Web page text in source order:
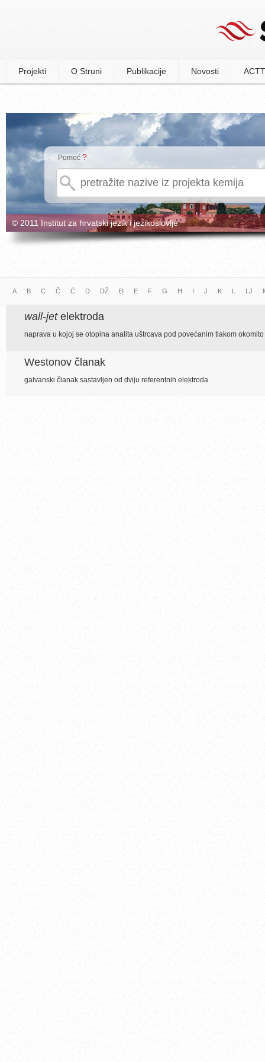
Projekti O Struni Publikacije Novosti
Pomoć ?
© 2011 Institut za hrvatski jezik i jezikoslovlje
A B C Č Ć D DŽ Đ E F G H I J K L LJ
wall-jetelektroda
naprava u kojoj se otopina analita uštrcava pod povećanim tlakom
Westonov članak
galvanski članak sastavljen od dviju referentnih elektroda